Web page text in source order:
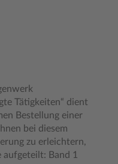
Tätigkeiten“ dient
Bestellung einer
bei diesem
zu erleichtern,
Band 1